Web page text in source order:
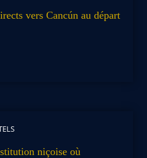
vers Cancún au départ
niçoise où